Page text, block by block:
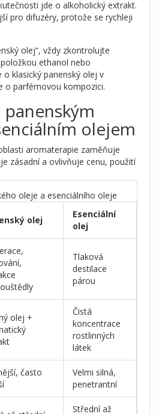
jde o alkoholický extrakt.
pro difuzéry, protože se rychleji
olej“, vždy zkontrolujte
ethanol nebo
klasický panenský olej v
o parfémovou kompozici.
panenským
olejem
aromaterapie zaměňuje
zásadní a ovlivňuje cenu, použití
oleje a esenciálního oleje
olej
Esenciální
olej
Tlaková
destilace
párou
olej +
Čistá
koncentrace
rostlinných
látek
často
Velmi silná,
penetrantní
Střední až